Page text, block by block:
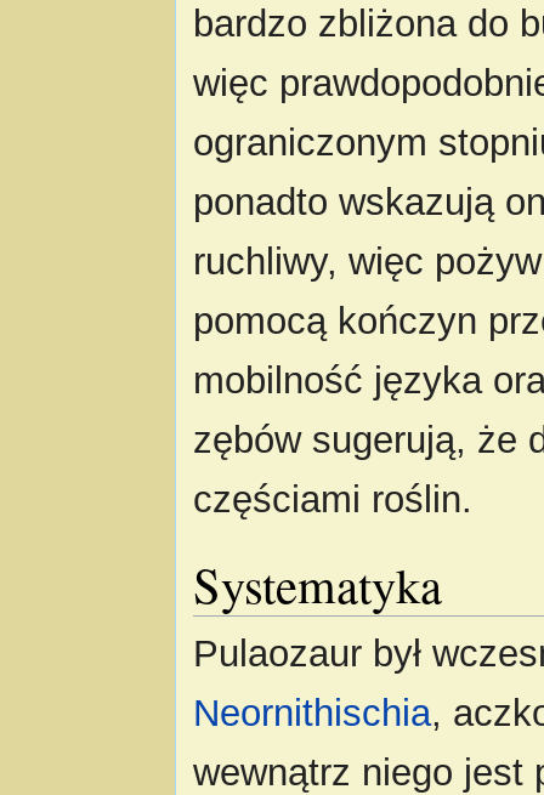
bardzo zbliżona do
więc
ograniczonym
ponadto wskazują
ruchliwy, więc
pomocą kończyn
mobilność języka
zębów sugerują, że
częściami roślin.
Systematyka
Pulaozaur był
Neornithischia,
wewnątrz niego jest